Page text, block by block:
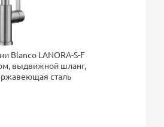
Blanco LANORA-S-F
выдвижной шланг,
сталь